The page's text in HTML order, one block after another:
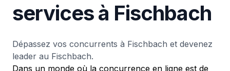
services à Fischbach
Dépassez vos concurrents à Fischbach et devenez
leader au Fischbach.
Dans un monde où la concurrence en ligne est de